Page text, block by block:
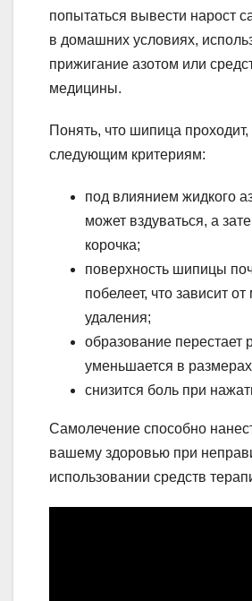
попытаться вывести нарост
в домашних условиях,
прижигание азотом или
медицины.
Понять, что шипица
следующим критериям:
под влиянием жидкого
может вздуваться, а
корочка;
поверхность шипицы
побелеет, что зависит от
удаления;
образование перестает
уменьшается в
снизится боль при
Самолечение способно
вашему здоровью при
использовании средств